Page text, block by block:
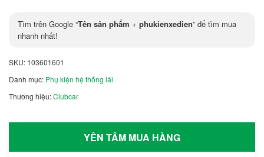
Tìm trên Google “Tên sản phẩm + phukienxedien” để tìm mua
nhanh nhất!
SKU: 103601601
Danh mục: Phụ kiện hệ thống lái
Thương hiệu:Clubcar
YÊN TÂM MUA HÀNG